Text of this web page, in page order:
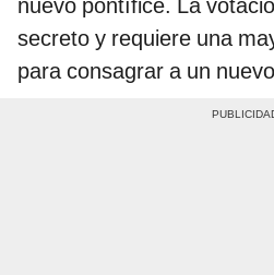
secreto y requiere una
para consagrar a un